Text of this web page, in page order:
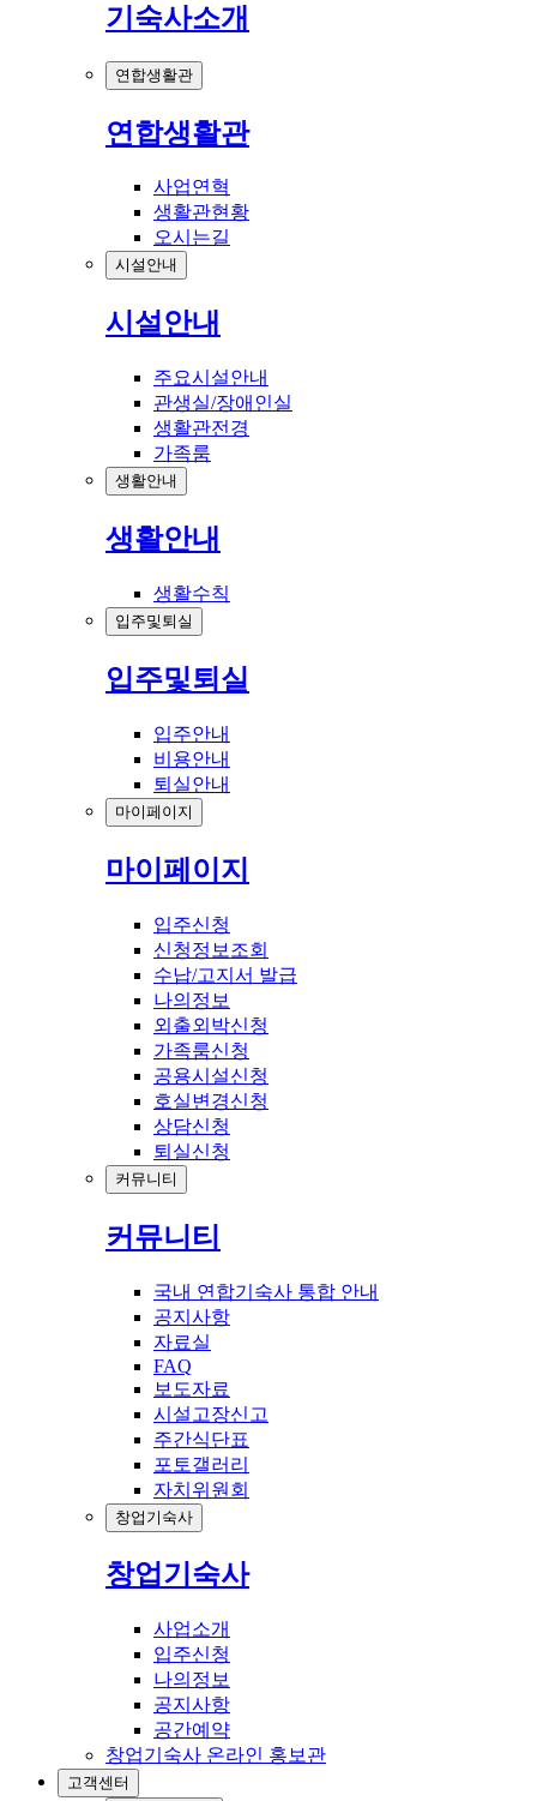
기숙사소개
연합생활관
연합생활관
사업연혁
생활관현황
오시는길
시설안내
시설안내
주요시설안내
관생실/장애인실
생활관전경
가족룸
생활안내
생활안내
생활수칙
입주및퇴실
입주및퇴실
입주안내
비용안내
퇴실안내
마이페이지
마이페이지
입주신청
신청정보조회
수납/고지서 발급
나의정보
외출외박신청
가족룸신청
공용시설신청
호실변경신청
상담신청
퇴실신청
커뮤니티
커뮤니티
국내 연합기숙사 통합 안내
공지사항
자료실
FAQ
보도자료
시설고장신고
주간식단표
포토갤러리
자치위원회
창업기숙사
창업기숙사
사업소개
입주신청
나의정보
공지사항
공간예약
창업기숙사 온라인 홍보관
고객센터